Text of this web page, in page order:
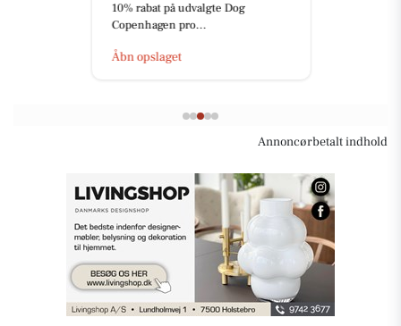
10% rabat på udvalgte Dog
Copenhagen pro...
Åbn opslaget
Annoncørbetalt indhold